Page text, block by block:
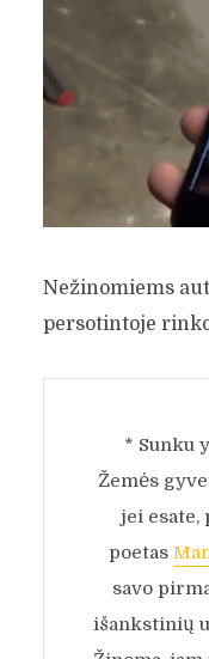
Nežinomiems
persotintoje
* Sunku
Žemės
jei esate,
poetas
savo
išankstinių